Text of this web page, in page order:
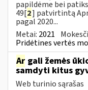
papildėme bei
49[2] patvirtintą
pagal 2020...
Metai: 2021
Pridėtines vertės
Ar gali žemės
samdyti kitus
Web turinio sąrašas